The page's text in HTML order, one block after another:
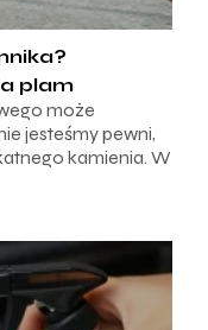
plam
może
jesteśmy pewni,
kamienia. W